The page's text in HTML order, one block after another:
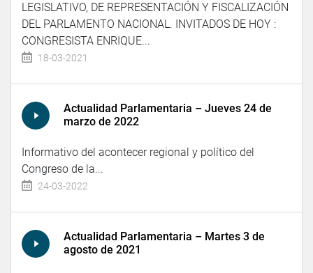
LEGISLATIVO, DE REPRESENTACIÓN Y FISCALIZACIÓN
DEL PARLAMENTO NACIONAL. INVITADOS DE HOY :
CONGRESISTA ENRIQUE...
18-03-2021
Actualidad Parlamentaria – Jueves 24 de
marzo de 2022
Informativo del acontecer regional y político del
Congreso de la...
24-03-2022
Actualidad Parlamentaria – Martes 3 de
agosto de 2021